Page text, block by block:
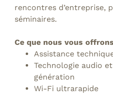
rencontres d’entreprise,
séminaires.
Ce que nous vous
Assistance
Technologie audio
génération
Wi-Fi ultrarapide